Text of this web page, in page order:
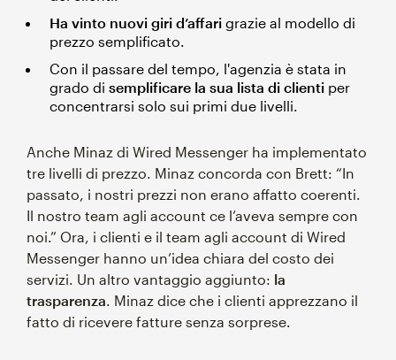
Ha vinto nuovi giri d’affari grazie al modello di
prezzo semplificato.
Con il passare del tempo, l'agenzia è stata in
grado di semplificare la sua lista di clienti per
concentrarsi solo sui primi due livelli.
Anche Minaz di Wired Messenger ha implementato
tre livelli di prezzo. Minaz concorda con Brett: “In
passato, i nostri prezzi non erano affatto coerenti.
Il nostro team agli account ce l’aveva sempre con
noi.” Ora, i clienti e il team agli account di Wired
Messenger hanno un’idea chiara del costo dei
servizi. Un altro vantaggio aggiunto: la
trasparenza. Minaz dice che i clienti apprezzano il
fatto di ricevere fatture senza sorprese.